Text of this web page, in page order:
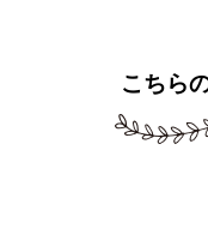
こちら